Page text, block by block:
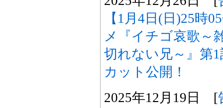
【1月4日(日)25時
メ『イチゴ哀歌～
切れない兄～』第
カット公開！
2025年12月19日 [